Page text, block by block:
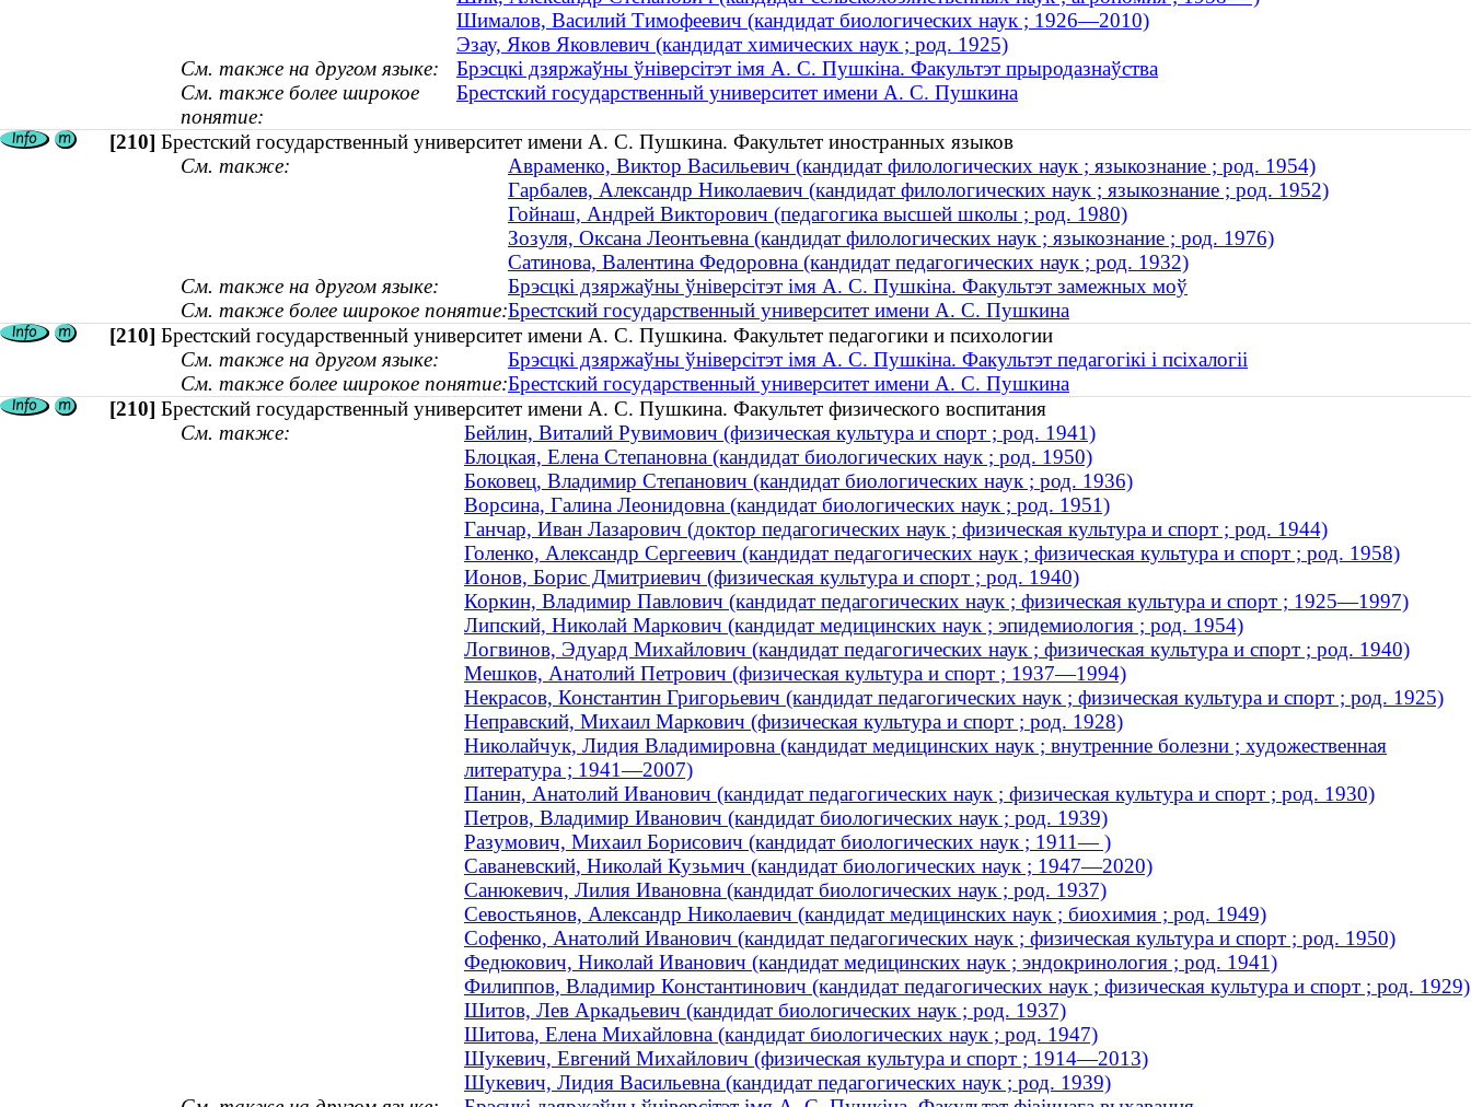
Шималов, Василий Тимофеевич (кандидат биологических наук ; 1926—2010)
Эзау, Яков Яковлевич (кандидат химических наук ; род. 1925)
См. также на другом языке:
Брэсцкі дзяржаўны ўніверсітэт імя А. С. Пушкіна. Факультэт прыродазнаўства
См. также более широкое
понятие:
Брестский государственный университет имени А. С. Пушкина
[210] Брестский государственный университет имени А. С. Пушкина. Факультет иностранных языков
См. также:
Авраменко, Виктор Васильевич (кандидат филологических наук ; языкознание ; род. 1954)
Гарбалев, Александр Николаевич (кандидат филологических наук ; языкознание ; род. 1952)
Гойнаш, Андрей Викторович (педагогика высшей школы ; род. 1980)
Зозуля, Оксана Леонтьевна (кандидат филологических наук ; языкознание ; род. 1976)
Сатинова, Валентина Федоровна (кандидат педагогических наук ; род. 1932)
См. также на другом языке:
Брэсцкі дзяржаўны ўніверсітэт імя А. С. Пушкіна. Факультэт замежных моў
См. также более широкое понятие:Брестский государственный университет имени А. С. Пушкина
[210] Брестский государственный университет имени А. С. Пушкина. Факультет педагогики и психологии
См. также на другом языке:
Брэсцкі дзяржаўны ўніверсітэт імя А. С. Пушкіна. Факультэт педагогікі і псіхалогіі
См. также более широкое понятие:Брестский государственный университет имени А. С. Пушкина
[210] Брестский государственный университет имени А. С. Пушкина. Факультет физического воспитания
См. также:
Бейлин, Виталий Рувимович (физическая культура и спорт ; род. 1941)
Блоцкая, Елена Степановна (кандидат биологических наук ; род. 1950)
Боковец, Владимир Степанович (кандидат биологических наук ; род. 1936)
Ворсина, Галина Леонидовна (кандидат биологических наук ; род. 1951)
Ганчар, Иван Лазарович (доктор педагогических наук ; физическая культура и спорт ; род. 1944)
Голенко, Александр Сергеевич (кандидат педагогических наук ; физическая культура и спорт ; род. 1958)
Ионов, Борис Дмитриевич (физическая культура и спорт ; род. 1940)
Коркин, Владимир Павлович (кандидат педагогических наук ; физическая культура и спорт ; 1925—1997)
Липский, Николай Маркович (кандидат медицинских наук ; эпидемиология ; род. 1954)
Логвинов, Эдуард Михайлович (кандидат педагогических наук ; физическая культура и спорт ; род. 1940)
Мешков, Анатолий Петрович (физическая культура и спорт ; 1937—1994)
Некрасов, Константин Григорьевич (кандидат педагогических наук ; физическая культура и спорт ; род. 1925)
Неправский, Михаил Маркович (физическая культура и спорт ; род. 1928)
Николайчук, Лидия Владимировна (кандидат медицинских наук ; внутренние болезни ; художественная
литература ; 1941—2007)
Панин, Анатолий Иванович (кандидат педагогических наук ; физическая культура и спорт ; род. 1930)
Петров, Владимир Иванович (кандидат биологических наук ; род. 1939)
Разумович, Михаил Борисович (кандидат биологических наук ; 1911— )
Саваневский, Николай Кузьмич (кандидат биологических наук ; 1947—2020)
Санюкевич, Лилия Ивановна (кандидат биологических наук ; род. 1937)
Севостьянов, Александр Николаевич (кандидат медицинских наук ; биохимия ; род. 1949)
Софенко, Анатолий Иванович (кандидат педагогических наук ; физическая культура и спорт ; род. 1950)
Федюкович, Николай Иванович (кандидат медицинских наук ; эндокринология ; род. 1941)
Филиппов, Владимир Константинович (кандидат педагогических наук ; физическая культура и спорт ; род. 1929)
Шитов, Лев Аркадьевич (кандидат биологических наук ; род. 1937)
Шитова, Елена Михайловна (кандидат биологических наук ; род. 1947)
Шукевич, Евгений Михайлович (физическая культура и спорт ; 1914—2013)
Шукевич, Лидия Васильевна (кандидат педагогических наук ; род. 1939)